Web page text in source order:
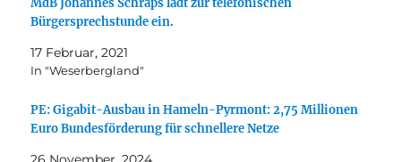
MdB Johannes Schraps lädt zur telefonischen
Bürgersprechstunde ein.
17 Februar, 2021
In "Weserbergland"
PE: Gigabit-Ausbau in Hameln-Pyrmont: 2,75 Millionen
Euro Bundesförderung für schnellere Netze